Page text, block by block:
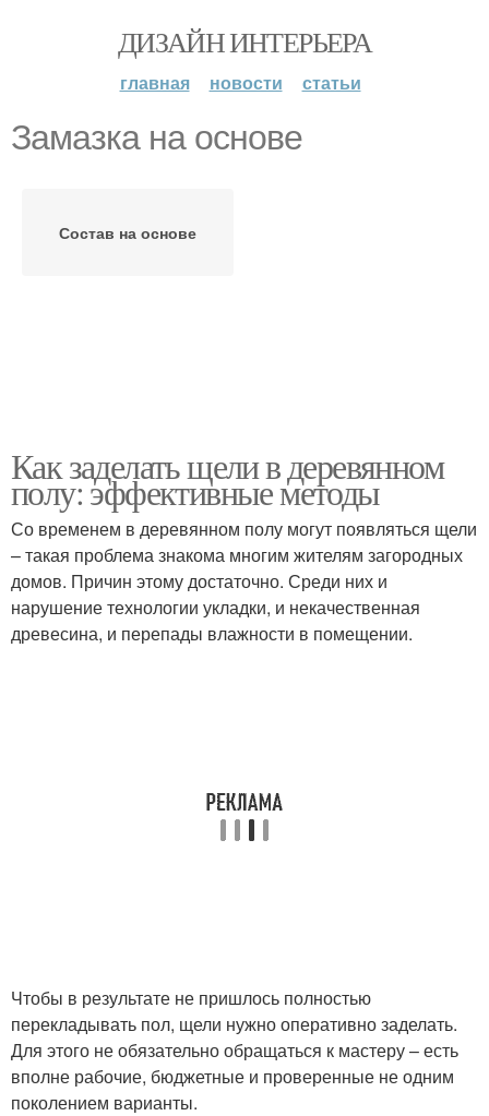
ДИЗАЙН ИНТЕРЬЕРА
главная новости статьи
Замазка на основе
Состав на основе
Как заделать щели в деревянном
полу: эффективные методы
Со временем в деревянном полу могут появляться щели
– такая проблема знакома многим жителям загородных
домов. Причин этому достаточно. Среди них и
нарушение технологии укладки, и некачественная
древесина, и перепады влажности в помещении.
Чтобы в результате не пришлось полностью
перекладывать пол, щели нужно оперативно заделать.
Для этого не обязательно обращаться к мастеру – есть
вполне рабочие, бюджетные и проверенные не одним
поколением варианты.